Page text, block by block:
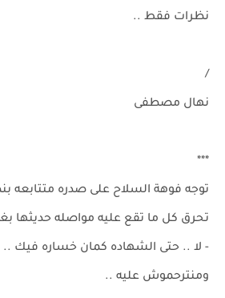
نظرات فقط ..
/
نهال مصطفى
***
توجه فوهة السلاح على صدره متتابعه
تحرق كل ما تقع عليه مواصله حديثها
- لا .. حتى الشهاده كمان خساره فيك ..
ومنترحموش عليه ..